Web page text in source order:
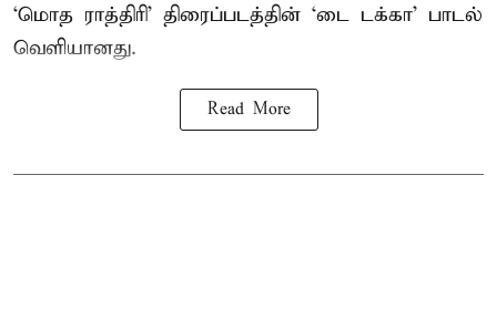
‘மொத ராத்திரி’ திரைப்படத்தின் ‘டை டக்கா’ பாடல்
வெளியானது.
Read More